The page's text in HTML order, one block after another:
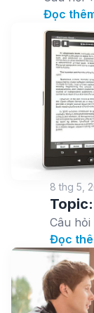
Đọc
8 thg 5,
Câu hỏi
Đọc